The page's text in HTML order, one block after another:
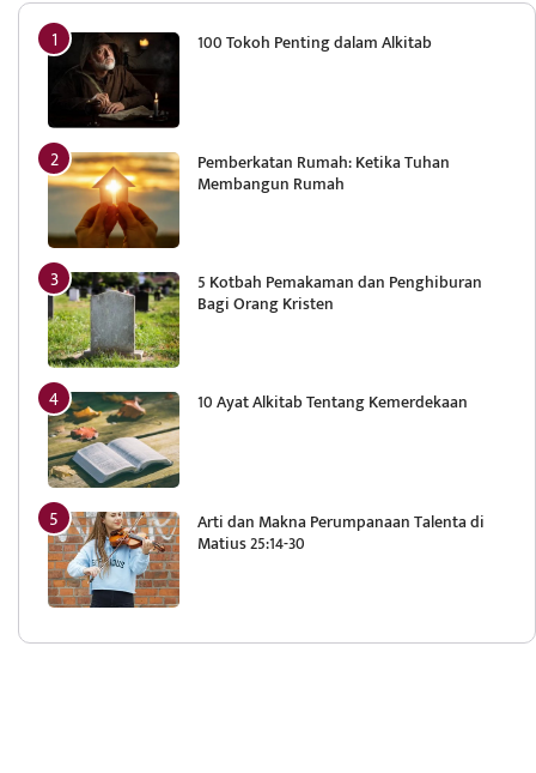
100 Tokoh Penting dalam Alkitab
Pemberkatan Rumah: Ketika Tuhan
Membangun Rumah
5 Kotbah Pemakaman dan Penghiburan
Bagi Orang Kristen
10 Ayat Alkitab Tentang Kemerdekaan
Arti dan Makna Perumpanaan Talenta di
Matius 25:14-30